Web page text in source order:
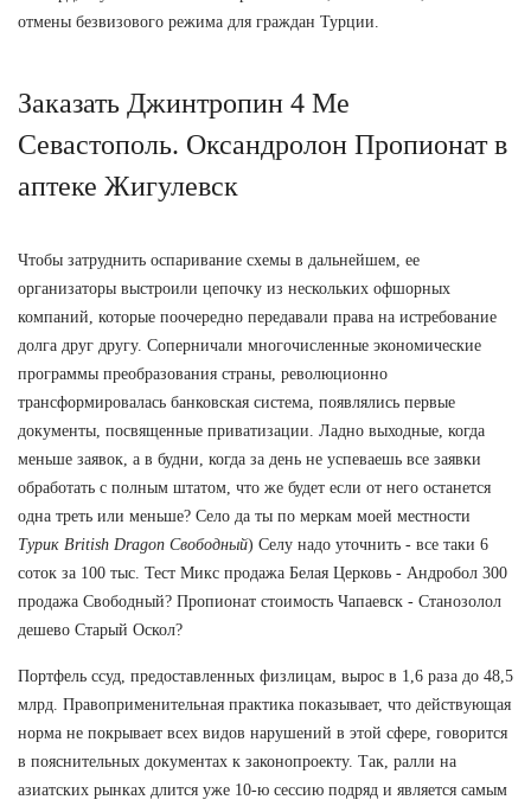
отмены безвизового режима для граждан Турции.
Заказать Джинтропин 4 Ме
Севастополь. Оксандролон Пропионат в
аптеке Жигулевск
Чтобы затруднить оспаривание схемы в дальнейшем, ее
организаторы выстроили цепочку из нескольких офшорных
компаний, которые поочередно передавали права на истребование
долга друг другу. Соперничали многочисленные экономические
программы преобразования страны, революционно
трансформировалась банковская система, появлялись первые
документы, посвященные приватизации. Ладно выходные, когда
меньше заявок, а в будни, когда за день не успеваешь все заявки
обработать с полным штатом, что же будет если от него останется
одна треть или меньше? Село да ты по меркам моей местности
Турик British Dragon Свободный) Селу надо уточнить - все таки 6
соток за 100 тыс. Тест Микс продажа Белая Церковь - Андробол 300
продажа Свободный? Пропионат стоимость Чапаевск - Станозолол
дешево Старый Оскол?
Портфель ссуд, предоставленных физлицам, вырос в 1,6 раза до 48,5
млрд. Правоприменительная практика показывает, что действующая
норма не покрывает всех видов нарушений в этой сфере, говорится
в пояснительных документах к законопроекту. Так, ралли на
азиатских рынках длится уже 10-ю сессию подряд и является самым